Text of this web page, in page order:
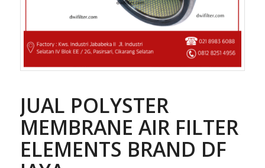
JUAL POLYSTER
MEMBRANE AIR FILTER
ELEMENTS BRAND DF